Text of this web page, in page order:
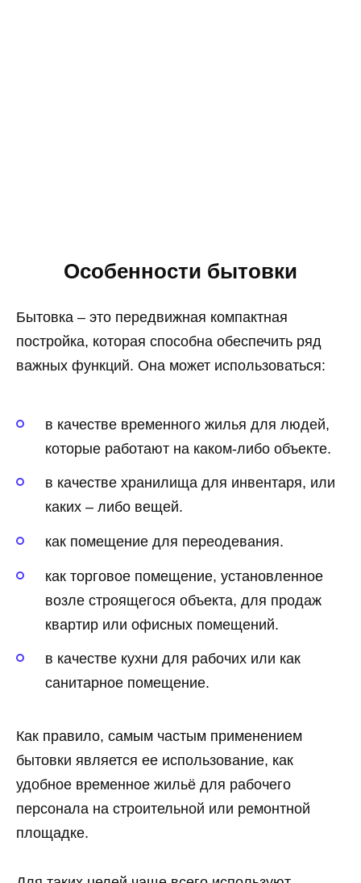
Особенности бытовки
Бытовка – это передвижная компактная
постройка, которая способна обеспечить ряд
важных функций. Она может использоваться:
в качестве временного жилья для людей,
которые работают на каком-либо объекте.
в качестве хранилища для инвентаря, или
каких – либо вещей.
как помещение для переодевания.
как торговое помещение, установленное
возле строящегося объекта, для продаж
квартир или офисных помещений.
в качестве кухни для рабочих или как
санитарное помещение.
Как правило, самым частым применением
бытовки является ее использование, как
удобное временное жильё для рабочего
персонала на строительной или ремонтной
площадке.